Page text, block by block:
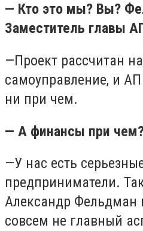
— Кто это мы? Вы?
Заместитель главы
—Проект рассчитан
самоуправление, и
ни при чем.
— А финансы при
—У нас есть
предприниматели.
Александр Фельдман
совсем не главный